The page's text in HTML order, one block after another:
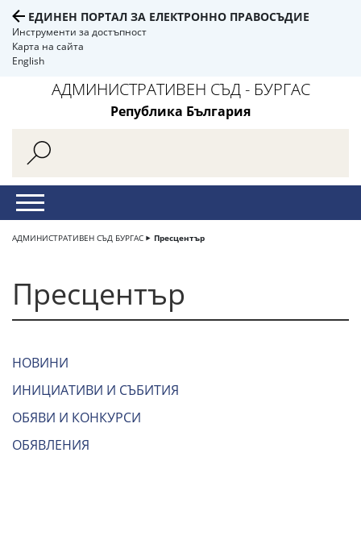
ЕДИНЕН ПОРТАЛ ЗА ЕЛЕКТРОННО ПРАВОСЪДИЕ
Инструменти за достъпност
Карта на сайта
English
АДМИНИСТРАТИВЕН СЪД - БУРГАС
Република България
АДМИНИСТРАТИВЕН СЪД БУРГАС Пресцентър
Пресцентър
НОВИНИ
ИНИЦИАТИВИ И СЪБИТИЯ
ОБЯВИ И КОНКУРСИ
ОБЯВЛЕНИЯ